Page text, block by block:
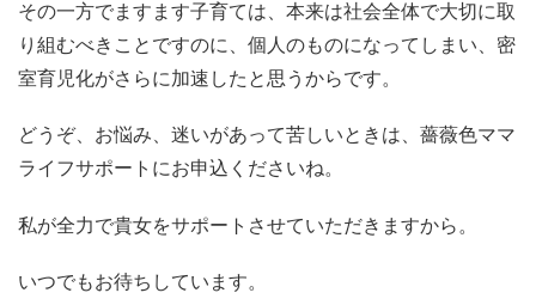
その一方でますます子育ては、本来は社会全体で大切に取
り組むべきことですのに、個人のものになってしまい、密
室育児化がさらに加速したと思うからです。
どうぞ、お悩み、迷いがあって苦しいときは、薔薇色ママ
ライフサポートにお申込くださいね。
私が全力で貴女をサポートさせていただきますから。
いつでもお待ちしています。